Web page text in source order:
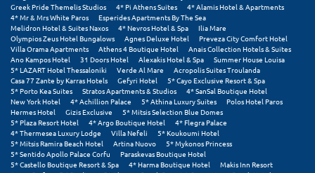
Ορεινή Αρκαδία
Ορεινή Ναυπακτία
Π
Πάλαιρος
Παξοί
Παραλία Κατερίνης
Greek Pride Themelis Studios
4* Pi Athens Suites
4* Alamis Hotel & Apartments
4* Mr & Mrs White Paros
Esperides Apartments By The Sea
Melidron Hotel & Suites Naxos
4* Nevros Hotel & Spa
Ilia Mare
Olympios Zeus Hotel Bungalows
Agnes Deluxe Hotel
Preveza City Comfort Hotel
Villa Orama Apartments
Athens 4 Boutique Hotel
Anais Collection Hotels & Suites
Ano Kampos Hotel
31 Doors Hotel Alexakis Hotel & Spa
Summer House Louisa
5* LAZART Hotel Thessaloniki
Verde Al Mare
Acropolis Suites Troulanda
Casa 77 Zante by Karras Hotels
Gefyri Hotel
5* Cayo Exclusive Resort & Spa
5* Porto Kea Suites
Stratos Apartments & Studios
4* SanSal Boutique Hotel
New York Hotel
4* Achillion Palace 5* Athina Luxury Suites
Polos Hotel Paros
Hermes Hotel
Gizis Exclusive
5* Mitsis Selection Blue Domes
5* Plaza Resort Hotel
4* Argo Boutique Hotel
4* Flegra Palace
4* Thermesea Luxury Lodge
Villa Nefeli
5* Koukoumi Hotel
5* Mitsis Ramira Beach Hotel
Artina Nuovo
5* Mykonos Princess
5* Sentido Apollo Palace Corfu
Paraskevas Boutique Hotel
5* Castello Boutique Resort & Spa
4* Harma Boutique Hotel
Makis Inn Resort